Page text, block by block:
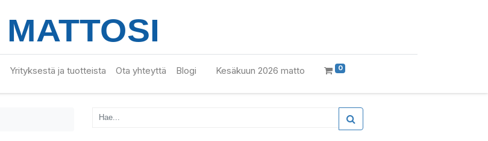
Yrityksestä ja tuotteista Ota yhteyttä Blogi Kesäkuun 2026 matto 0